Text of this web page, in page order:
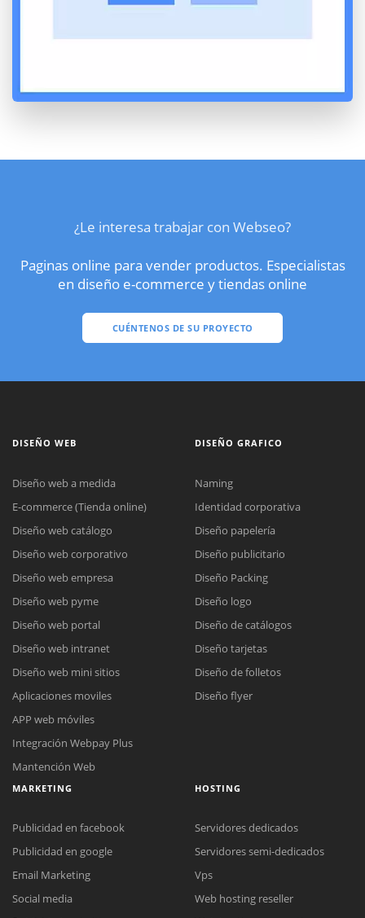
¿Le interesa trabajar con Webseo?
Paginas online para vender productos. Especialistas
en diseño e-commerce y tiendas online
CUÉNTENOS DE SU PROYECTO
DISEÑO WEB
Diseño web a medida
E-commerce (Tienda online)
Diseño web catálogo
Diseño web corporativo
Diseño web empresa
Diseño web pyme
Diseño web portal
Diseño web intranet
Diseño web mini sitios
Aplicaciones moviles
APP web móviles
Integración Webpay Plus
Mantención Web
DISEÑO GRAFICO
Naming
Identidad corporativa
Diseño papelería
Diseño publicitario
Diseño Packing
Diseño logo
Diseño de catálogos
Diseño tarjetas
Diseño de folletos
Diseño flyer
MARKETING
Publicidad en facebook
Publicidad en google
Email Marketing
Social media
HOSTING
Servidores dedicados
Servidores semi-dedicados
Vps
Web hosting reseller